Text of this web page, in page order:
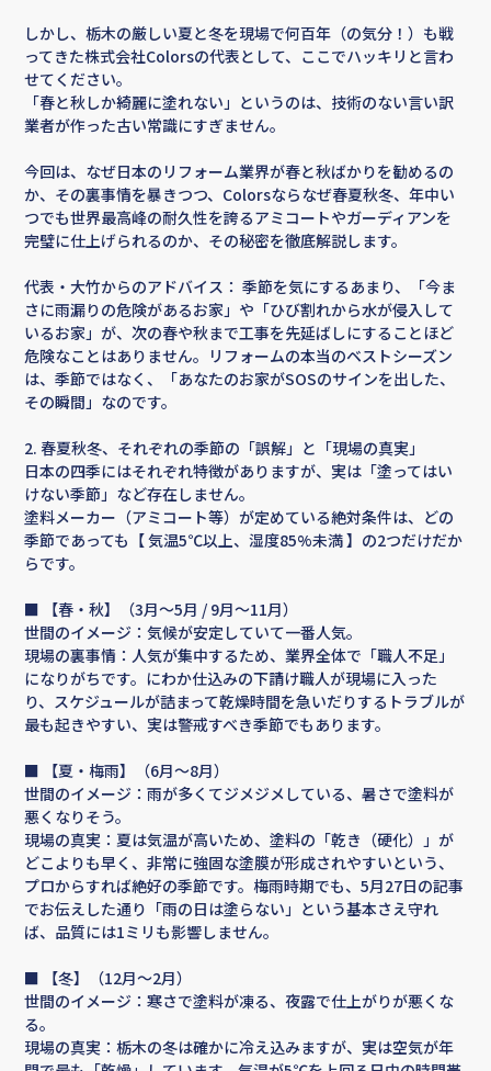
しかし、栃木の厳しい夏と冬を現場で何百年（の気分！）も戦
ってきた株式会社Colorsの代表として、ここでハッキリと言わ
せてください。
「春と秋しか綺麗に塗れない」というのは、技術のない言い訳
業者が作った古い常識にすぎません。
今回は、なぜ日本のリフォーム業界が春と秋ばかりを勧めるの
か、その裏事情を暴きつつ、Colorsならなぜ春夏秋冬、年中い
つでも世界最高峰の耐久性を誇るアミコートやガーディアンを
完璧に仕上げられるのか、その秘密を徹底解説します。
代表・大竹からのアドバイス： 季節を気にするあまり、「今ま
さに雨漏りの危険があるお家」や「ひび割れから水が侵入して
いるお家」が、次の春や秋まで工事を先延ばしにすることほど
危険なことはありません。リフォームの本当のベストシーズン
は、季節ではなく、「あなたのお家がSOSのサインを出した、
その瞬間」なのです。
2. 春夏秋冬、それぞれの季節の「誤解」と「現場の真実」
日本の四季にはそれぞれ特徴がありますが、実は「塗ってはい
けない季節」など存在しません。
塗料メーカー（アミコート等）が定めている絶対条件は、どの
季節であっても【 気温5℃以上、湿度85%未満 】の2つだけだか
らです。
■ 【春・秋】（3月〜5月 / 9月〜11月）
世間のイメージ：気候が安定していて一番人気。
現場の裏事情：人気が集中するため、業界全体で「職人不足」
になりがちです。にわか仕込みの下請け職人が現場に入った
り、スケジュールが詰まって乾燥時間を急いだりするトラブルが
最も起きやすい、実は警戒すべき季節でもあります。
■ 【夏・梅雨】（6月〜8月）
世間のイメージ：雨が多くてジメジメしている、暑さで塗料が
悪くなりそう。
現場の真実：夏は気温が高いため、塗料の「乾き（硬化）」が
どこよりも早く、非常に強固な塗膜が形成されやすいという、
プロからすれば絶好の季節です。梅雨時期でも、5月27日の記事
でお伝えした通り「雨の日は塗らない」という基本さえ守れ
ば、品質には1ミリも影響しません。
■ 【冬】（12月〜2月）
世間のイメージ：寒さで塗料が凍る、夜露で仕上がりが悪くな
る。
現場の真実：栃木の冬は確かに冷え込みますが、実は空気が年